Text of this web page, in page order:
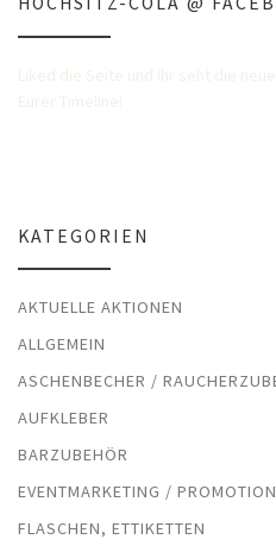
KATEGORIEN
AKTUELLE AKTIONEN
ALLGEMEIN
ASCHENBECHER /
AUFKLEBER
BARZUBEHÖR
EVENTMARKETING /
FLASCHEN, ETTIKETTEN